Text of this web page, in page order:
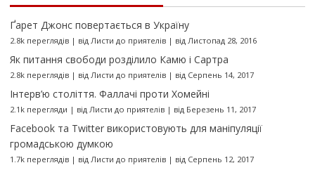
Ґарет Джонс повертається в Україну
2.8k переглядів| від Листи до приятелів| від Листопад 28, 2016
Як питання свободи розділило Камю і Сартра
2.8k переглядів| від Листи до приятелів| від Серпень 14, 2017
Інтерв’ю століття. Фаллачі проти Хомейні
2.1k перегляди | від Листи до приятелів| від Березень 11, 2017
Facebook та Twitter використовують для маніпуляції
громадською думкою
1.7k переглядів| від Листи до приятелів| від Серпень 12, 2017